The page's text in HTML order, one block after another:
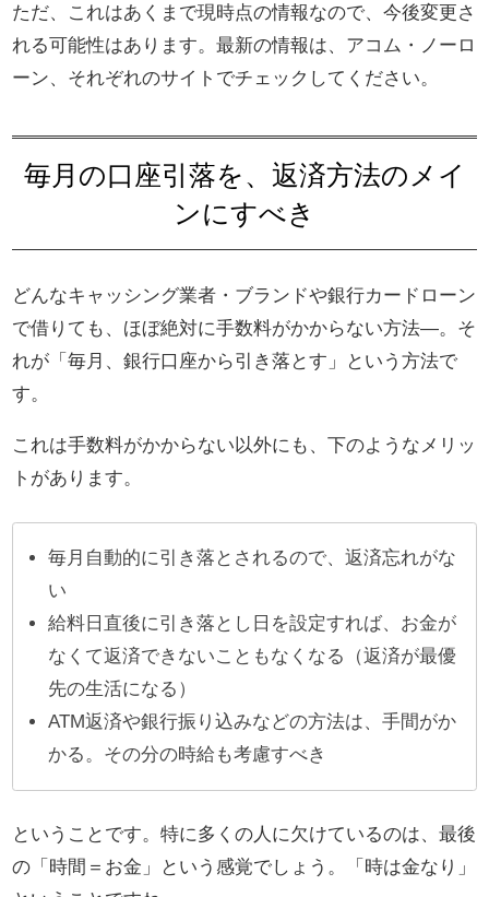
ただ、これはあくまで現時点の情報なので、今後変更さ
れる可能性はあります。最新の情報は、アコム・ノーロ
ーン、それぞれのサイトでチェックしてください。
毎月の口座引落を、返済方法のメイ
ンにすべき
どんなキャッシング業者・ブランドや銀行カードローン
で借りても、ほぼ絶対に手数料がかからない方法―。そ
れが「毎月、銀行口座から引き落とす」という方法で
す。
これは手数料がかからない以外にも、下のようなメリッ
トがあります。
毎月自動的に引き落とされるので、返済忘れがな
い
給料日直後に引き落とし日を設定すれば、お金が
なくて返済できないこともなくなる（返済が最優
先の生活になる）
ATM返済や銀行振り込みなどの方法は、手間がか
かる。その分の時給も考慮すべき
ということです。特に多くの人に欠けているのは、最後
の「時間＝お金」という感覚でしょう。「時は金なり」